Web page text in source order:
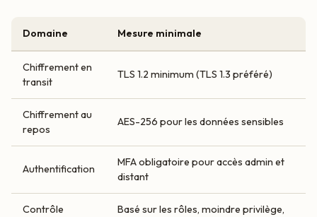
Domaine Mesure minimale
Chiffrement en
transit
TLS 1.2 minimum (TLS 1.3 préféré)
Chiffrement au
repos
AES-256 pour les données sensibles
Authentification
MFA obligatoire pour accès admin et
distant
Contrôle
Basé sur les rôles, moindre privilège,